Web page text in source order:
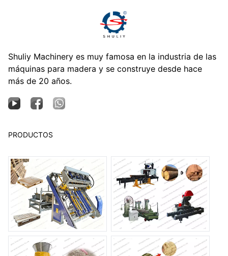
Shuliy Machinery es muy famosa en la industria de las
máquinas para madera y se construye desde hace
más de 20 años.
PRODUCTOS